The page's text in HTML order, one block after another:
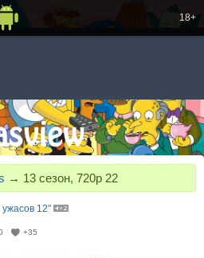
18+
→ 13 сезон, 720p 22
12"
+35